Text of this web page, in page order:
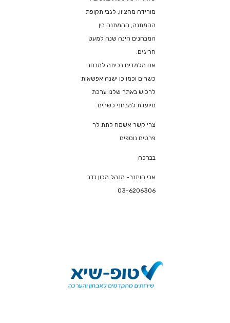
מורידה מהציון, לגבי תקופת
ההמתנה, ההמתנה בין
המבחנים הינה שנה למעט
חריגים.
אנו מלמדים בכיתה למבחני
כשרים וכמו כן ישנה אפשאות
לרכוש באתר שלנו ערכת
מיועדת למבחני כשרים.
צרי קשר אשמח לתת לך
פרטים נוספים
בברכה
אבי הויזנר- מנהל מכון נדב
03-6206306